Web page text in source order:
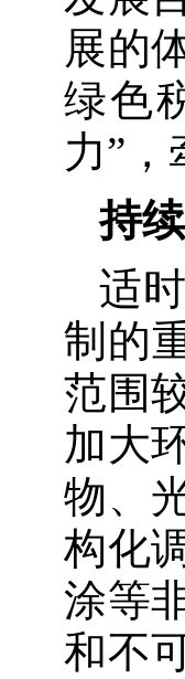
展的
绿色
力”
持
适
制的
范围
加大
物、
构化
涂等
和不